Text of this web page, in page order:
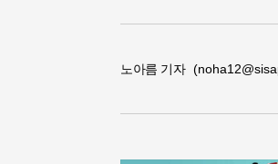
노아름 기자